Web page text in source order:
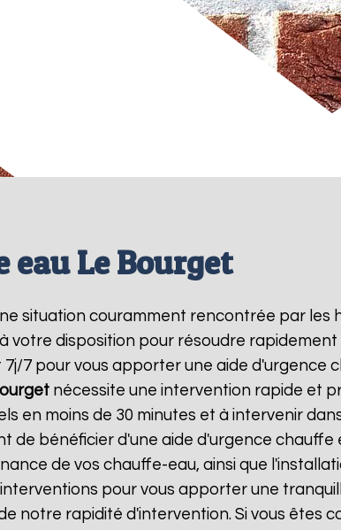
eau Le Bourget
situation couramment rencontrée par les
votre disposition pour résoudre
7 pour vous apporter une aide d'urgence
nécessite une intervention rapide et
en moins de 30 minutes et à intervenir
de bénéficier d'une aide d'urgence chauffe
de vos chauffe-eau, ainsi que
pour vous apporter une
notre rapidité d'intervention. Si vous êtes